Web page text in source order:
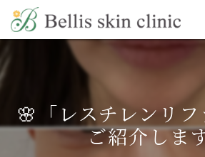
🌸「レスチレンリ
ご紹介しま